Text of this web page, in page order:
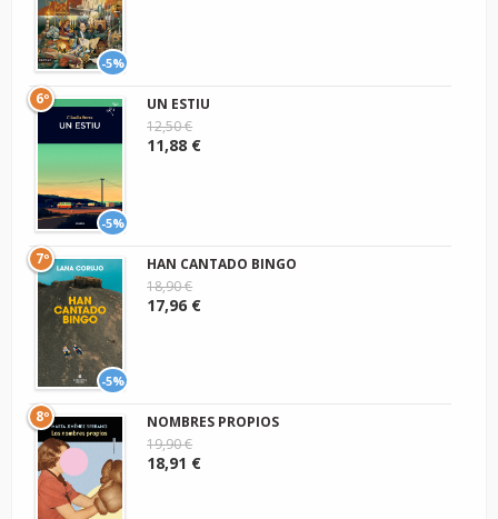
-5%
-5%
6º
UN ESTIU
12,50 €
11,88 €
-5%
7º
HAN CANTADO BINGO
18,90 €
17,96 €
8º
NOMBRES PROPIOS
19,90 €
18,91 €